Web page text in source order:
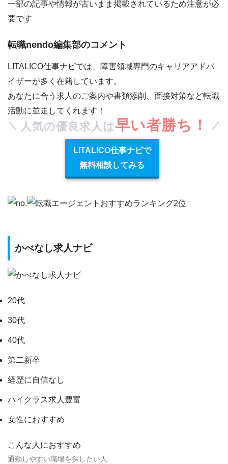
一部の記事や情報が古いまま掲載されているため注意が必
要です
転職nendo編集部のコメント
LITALICO仕事ナビでは、障害領域専門のキャリアアドバ
イザーが多く在籍しています。
あなたに合う求人のご案内や書類添削、面接対策など転職
活動に並走してくれます！
人気の優良求人は早い者勝ち！
LITALICO仕事ナビで
無料相談してみる
かべなし求人ナビ
20代
30代
40代
第二新卒
経歴に自信なし
ハイクラス求人豊富
女性におすすめ
こんな人におすすめ
通勤しやすい職場を探したい人